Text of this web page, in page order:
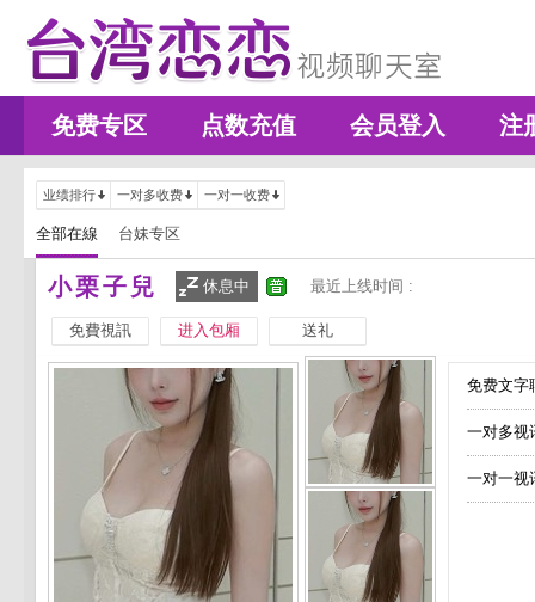
免费专区 点数充值 会员登入 注
业绩排行 一对多收费 一对一收费
全部在線 台妹专区
小栗子兒 休息中 最近上线时间 :
免費視訊 进入包厢 送礼
免费文
一对多
一对一